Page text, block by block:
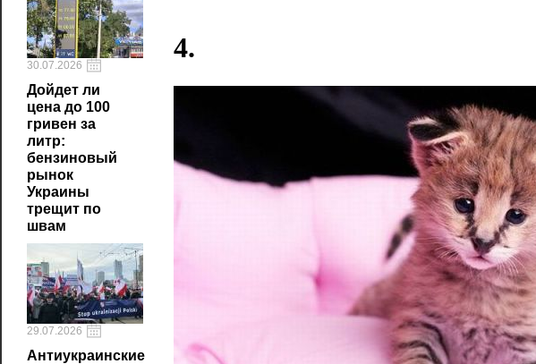
30.07.2026
Дойдет ли
цена до 100
гривен за
литр:
бензиновый
рынок
Украины
трещит по
швам
29.07.2026
Антиукраинские
4.